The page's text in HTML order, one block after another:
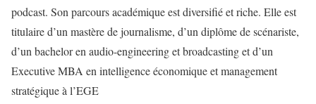
podcast. Son parcours académique est diversifié et riche. Elle est
titulaire d’un mastère de journalisme, d’un diplôme de scénariste,
d’un bachelor en audio-engineering et broadcasting et d’un
Executive MBA en intelligence économique et management
stratégique à l’EGE